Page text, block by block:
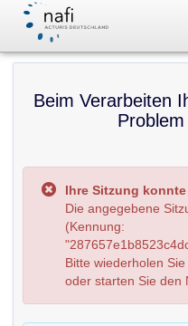
Beim Verarbeiten
Ihre Sitzung
Die angegebene
(Kennung:
Bitte wiederholen
oder starten Sie den